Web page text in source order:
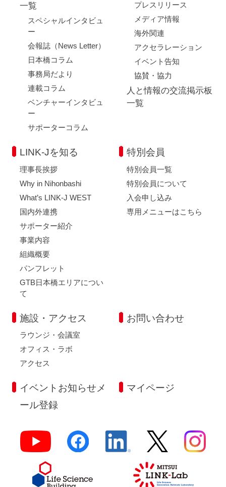
一覧
スペシャルインタビュ
ー
会報誌（News Letter）
日本橋コラム
事務局だより
連載コラム
ベンチャーインタビュ
ー
サポーターコラム
プレスリリース
メディア情報
海外関連
アクセラレーション
イベント告知
協賛・協力
人と情報の交流掲示板
一覧
LINK-Jを知る
理事長挨拶
Why in Nihonbashi
What’s LINK-J WEST
国内外連携
サポーター紹介
事業内容
組織概要
パンフレット
GTB日本橋エリアについ
て
特別会員
特別会員一覧
特別会員について
入会申し込み
専用メニューはこちら
施設・アクセス
ラウンジ・会議室
オフィス・ラボ
アクセス
お問い合わせ
イベントお知らせメ
ール登録
マイページ